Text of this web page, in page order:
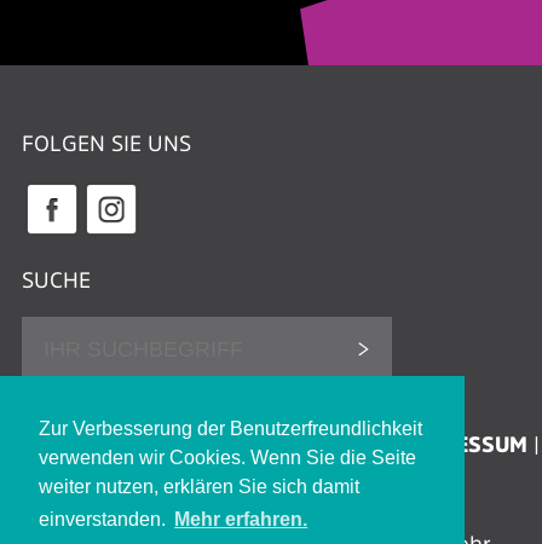
Zur Verbesserung der Benutzerfreundlichkeit
verwenden wir Cookies. Wenn Sie die Seite
weiter nutzen, erklären Sie sich damit
einverstanden.
Mehr erfahren.
FOLGEN SIE UNS
SUCHE
DATENSCHUTZHINWEISE
ERKLÄRUNG ZUR BARRIEREFREIHEIT
IMPRESSUM